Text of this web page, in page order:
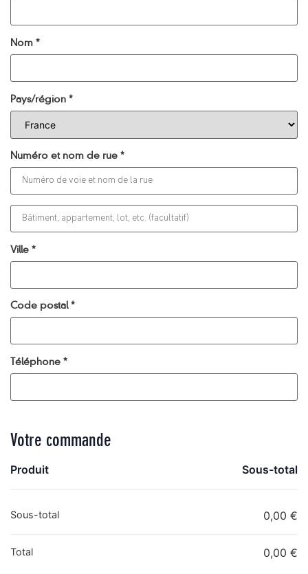
Nom *
Pays/région *
Numéro et nom de rue *
Ville *
Code postal*
Téléphone *
Votre commande
Produit Sous-total
Sous-total 0,00 €
Total 0,00 €